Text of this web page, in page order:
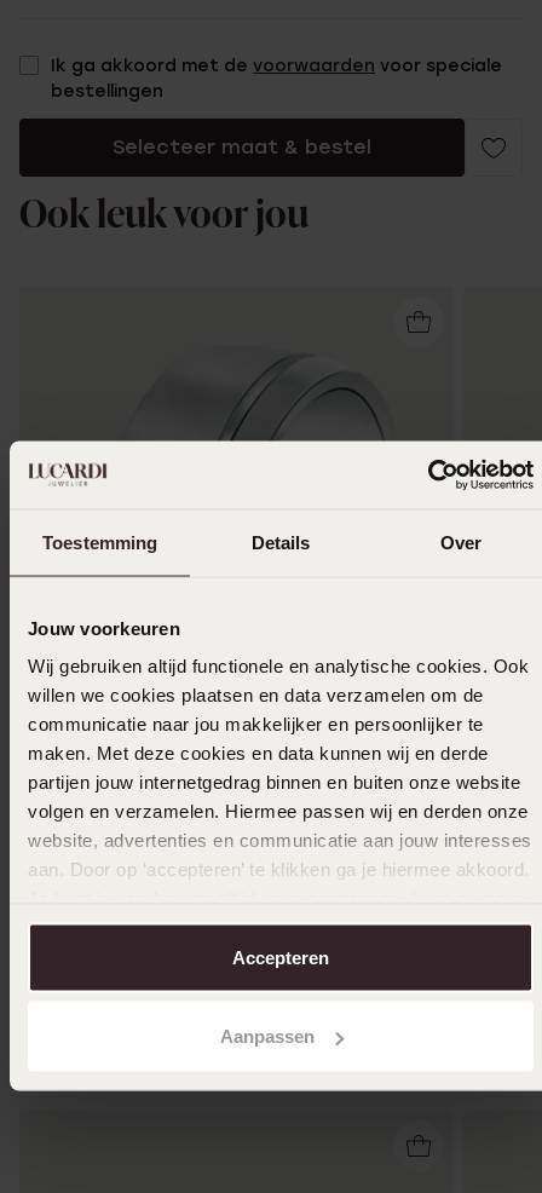
Toestemming Details Over
Jouw voorkeuren
Wij gebruiken altijd functionele en analytische cookies. Ook
willen we cookies plaatsen en data verzamelen om de
communicatie naar jou makkelijker en persoonlijker te
maken. Met deze cookies en data kunnen wij en derde
partijen jouw internetgedrag binnen en buiten onze website
volgen en verzamelen. Hiermee passen wij en derden onze
website, advertenties en communicatie aan jouw interesses
aan. Door op ‘accepteren’ te klikken ga je hiermee akkoord.
over in onscookiebeleid.
Accepteren
Aanpassen
Ik ga akkoord met de voorwaarden voor speciale
bestellingen
Selecteer maat & bestel
Ook leuk voor jou
Stainless steel dames ring met zirkonia
-70% Personaliseer
Zilveren
29 99
Anderen kochten ook